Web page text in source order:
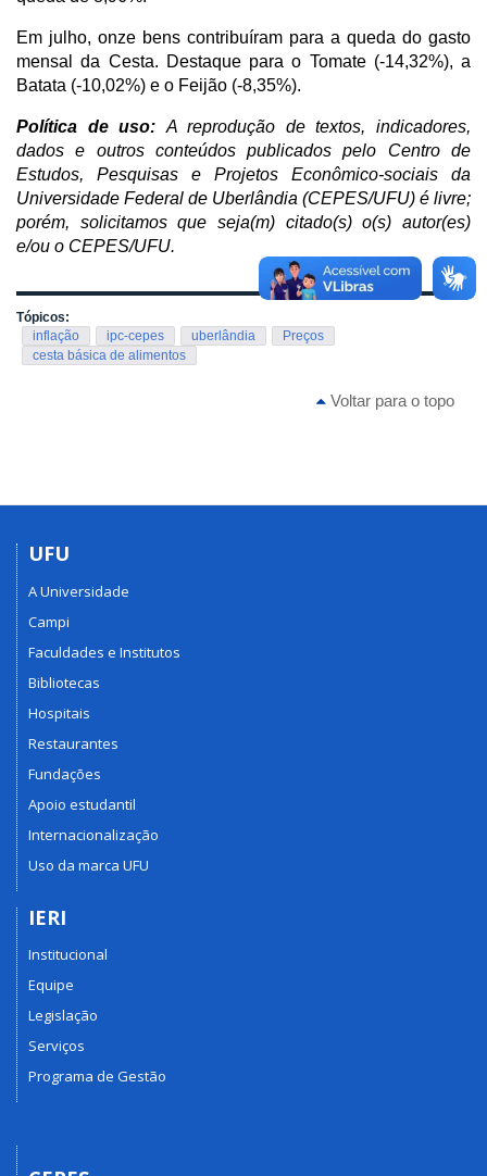
Em julho, onze bens contribuíram para a queda do gasto
mensal da Cesta. Destaque para o Tomate (-14,32%), a
Batata (-10,02%) e o Feijão (-8,35%).
Política de uso: A reprodução de textos, indicadores,
dados e outros conteúdos publicados pelo Centro de
Estudos, Pesquisas e Projetos Econômico-sociais da
Universidade Federal de Uberlândia (CEPES/UFU) é livre;
porém, solicitamos que seja(m) citado(s) o(s) autor(es)
e/ou o CEPES/UFU.
Tópicos:
inflação
ipc-cepes uberlândia
Preços
cesta básica de alimentos
Voltar para o topo
UFU
A Universidade
Campi
Faculdades e Institutos
Bibliotecas
Hospitais
Restaurantes
Fundações
Apoio estudantil
Internacionalização
Uso da marca UFU
IERI
Institucional
Equipe
Legislação
Serviços
Programa de Gestão